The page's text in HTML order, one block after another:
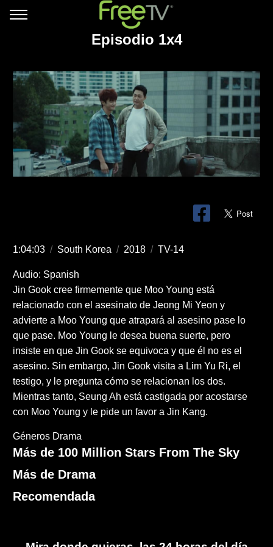
Episodio 1x4
1:04:03 / South Korea / 2018 / TV-14
Audio: Spanish
Jin Gook cree firmemente que Moo Young está
relacionado con el asesinato de Jeong Mi Yeon y
advierte a Moo Young que atrapará al asesino pase lo
que pase. Moo Young le desea buena suerte, pero
insiste en que Jin Gook se equivoca y que él no es el
asesino. Sin embargo, Jin Gook visita a Lim Yu Ri, el
testigo, y le pregunta cómo se relacionan los dos.
Mientras tanto, Seung Ah está castigada por acostarse
con Moo Young y le pide un favor a Jin Kang.
Géneros Drama
Más de 100 Million Stars From The Sky
Más de Drama
Recomendada